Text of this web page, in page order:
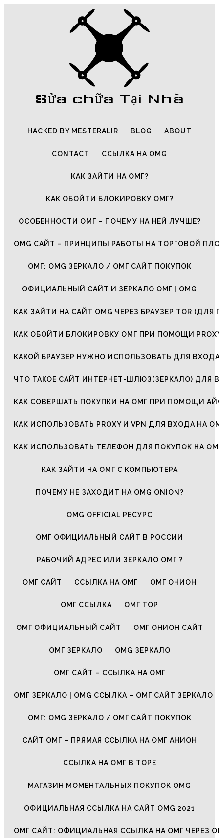
Sửa chữa Tại Nhà
HACKED BY MESTERALIR BLOG ABOUT
CONTACT ССЫЛКА НА OMG
КАК ЗАЙТИ НА ОМГ?
КАК ОБОЙТИ БЛОКИРОВКУ ОМГ?
ОСОБЕННОСТИ ОМГ – ПОЧЕМУ НА НЕЙ ЛУЧШЕ?
OMG САЙТ – ПРИНЦИПЫ РАБОТЫ НА ТОРГОВОЙ
ОМГ: OMG ЗЕРКАЛО / ОМГ САЙТ ПОКУПОК
ОФИЦИАЛЬНЫЙ САЙТ И ЗЕРКАЛО ОМГ | OMG
КАК ЗАЙТИ НА САЙТ OMG ЧЕРЕЗ БРАУЗЕР TOR (ДЛЯ
КАК ОБОЙТИ БЛОКИРОВКУ ОМГ ПРИ ПОМОЩИ
КАКОЙ БРАУЗЕР НУЖНО ИСПОЛЬЗОВАТЬ ДЛЯ
ЧТО ТАКОЕ САЙТ ИНТЕРНЕТ-ШЛЮЗ(ЗЕРКАЛО) ДЛЯ
КАК СОВЕРШАТЬ ПОКУПКИ НА ОМГ ПРИ ПОМОЩИ
КАК ИСПОЛЬЗОВАТЬ PROXY И VPN ДЛЯ ВХОДА НА
КАК ИСПОЛЬЗОВАТЬ ТЕЛЕФОН ДЛЯ ПОКУПОК НА
КАК ЗАЙТИ НА ОМГ С КОМПЬЮТЕРА
ПОЧЕМУ НЕ ЗАХОДИТ НА OMG ONION?
OMG OFFICIAL РЕСУРС
ОМГ ОФИЦИАЛЬНЫЙ САЙТ В РОССИИ
РАБОЧИЙ АДРЕС ИЛИ ЗЕРКАЛО ОМГ ?
ОМГ САЙТ ССЫЛКА НА ОМГ ОМГ ОНИОН
ОМГ ССЫЛКА ОМГ ТОР
ОМГ ОФИЦИАЛЬНЫЙ САЙТ ОМГ ОНИОН САЙТ
ОМГ ЗЕРКАЛО OMG ЗЕРКАЛО
ОМГ САЙТ – ССЫЛКА НА ОМГ
ОМГ ЗЕРКАЛО | OMG ССЫЛКА – ОМГ САЙТ ЗЕРКАЛО
ОМГ: OMG ЗЕРКАЛО / ОМГ САЙТ ПОКУПОК
САЙТ ОМГ – ПРЯМАЯ ССЫЛКА НА ОМГ АНИОН
ССЫЛКА НА ОМГ В ТОРЕ
МАГАЗИН МОМЕНТАЛЬНЫХ ПОКУПОК OMG
ОФИЦИАЛЬНАЯ ССЫЛКА НА САЙТ OMG 2021
ОМГ САЙТ: ОФИЦИАЛЬНАЯ ССЫЛКА НА ОМГ ЧЕРЕЗ